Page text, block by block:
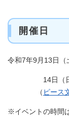
開催日
令和7年9月13日
14日（日曜
（ ピース
※イベントの時間